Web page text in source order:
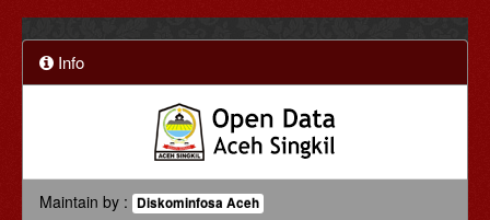
Info
Maintain by : Diskominfosa Aceh